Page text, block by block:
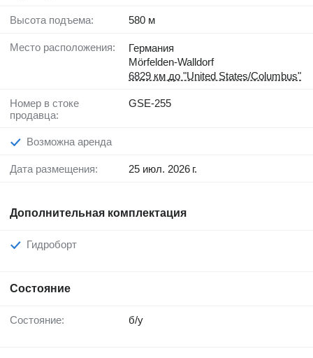
Высота подъема: 580 м
Место расположения:
Германия
Mörfelden-Walldorf
6829 км до "United States/Columbus"
Номер в стоке
продавца:
GSE-255
Возможна аренда
Дата размещения: 25 июл. 2026 г.
Дополнительная комплектация
Гидроборт
Состояние
Состояние: б/у